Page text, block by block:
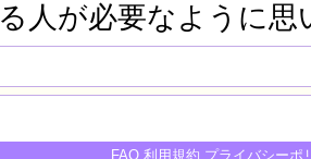
る人が必要なように思
FAQ 利用規約 プライバシーポ